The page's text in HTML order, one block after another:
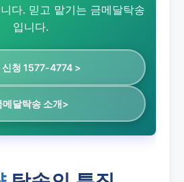
다. 믿고 맡기는 금메달탁송
입니다.
신청 1577-4774 >
메달탁송 소개>